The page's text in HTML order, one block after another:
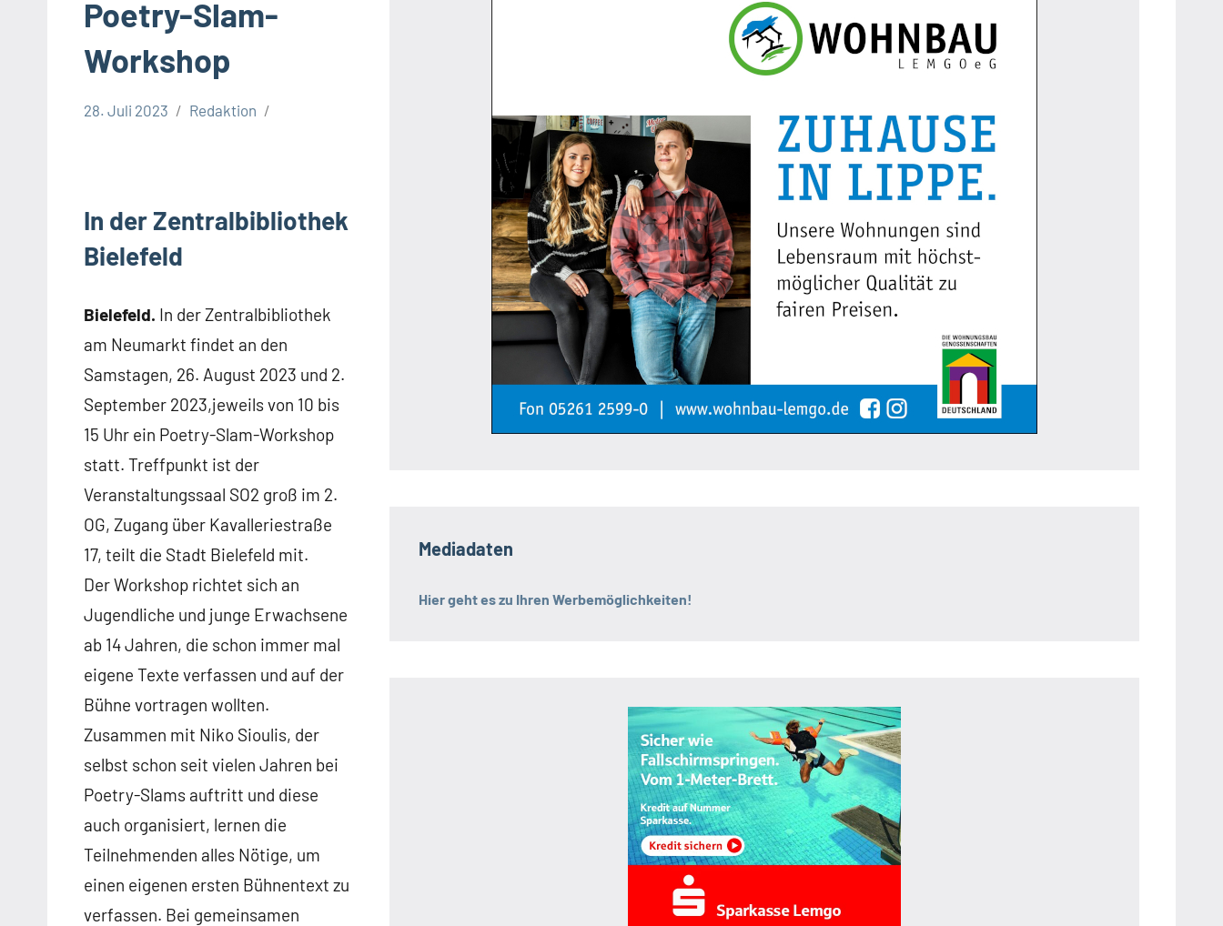
Poetry-Slam-
Workshop
28. Juli 2023 Redaktion
In der Zentralbibliothek
Bielefeld
Bielefeld. In der Zentralbibliothek
am Neumarkt findet an den
Samstagen, 26. August 2023 und 2.
September 2023,jeweils von 10 bis
15 Uhr ein Poetry-Slam-Workshop
statt. Treffpunkt ist der
Veranstaltungssaal SO2 groß im 2.
OG, Zugang über Kavalleriestraße
17, teilt die Stadt Bielefeld mit.
Der Workshop richtet sich an
Jugendliche und junge Erwachsene
ab 14 Jahren, die schon immer mal
eigene Texte verfassen und auf der
Bühne vortragen wollten.
Zusammen mit Niko Sioulis, der
selbst schon seit vielen Jahren bei
Poetry-Slams auftritt und diese
auch organisiert, lernen die
Teilnehmenden alles Nötige, um
einen eigenen ersten Bühnentext zu
verfassen. Bei gemeinsamen
Mediadaten
Hier geht es zu Ihren Werbemöglichkeiten!